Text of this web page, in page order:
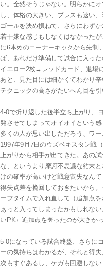
い。全然そうじゃない。明らかに
し、体格の大きい、プレスも速い
ゴールを決め損ねて、さらにわず
若干嫌な感じもしなくはなかった
に6本めのコーナーキックから先制
ば、あれだけ準備して試合に入っ
イエロー2枚→レッドカード、退場
あと、見た目には細かくてわかり
テクニックの高さがたいへん目を引
4-0で折り返した後半立ち上がり、
発させてしまってオイオイという感
多くの人が思い出しただろう、ワ
1997年9月7日のウズベキスタン戦
上がりから相手が出てきた。あの
な、というより摩訶不思議な結末
けの確率が高いけど戦意喪失なん
得失点差を挽回しておきたいから
ーフタイムで入れ直して（追加点
ぁっと入ってしまったかもしれな
いPK）追加点を奪ったのが大きかっ
5-0になっている試合終盤、さらに
ーの気持ちはわかるが、それと得
次もすぐあるし、ケガも回避しな